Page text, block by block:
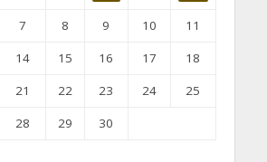
7 8 9 10
11
14 15 16 17
18
21 22 23 24
25
28 29 30